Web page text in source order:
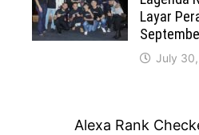
Layar
July
Alexa Rank